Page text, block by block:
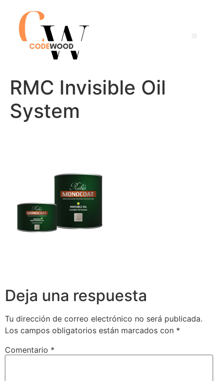
RMC Invisible Oil
System
Deja una respuesta
Tu dirección de correo electrónico no será publicada.
Los campos obligatorios están marcados con *
Comentario *